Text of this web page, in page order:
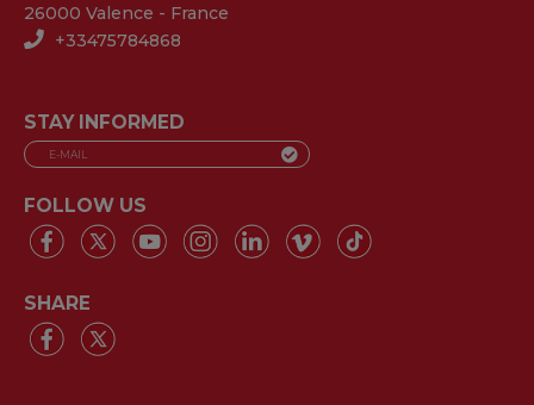
26000 Valence - France
+33475784868
STAY INFORMED
FOLLOW US
SHARE